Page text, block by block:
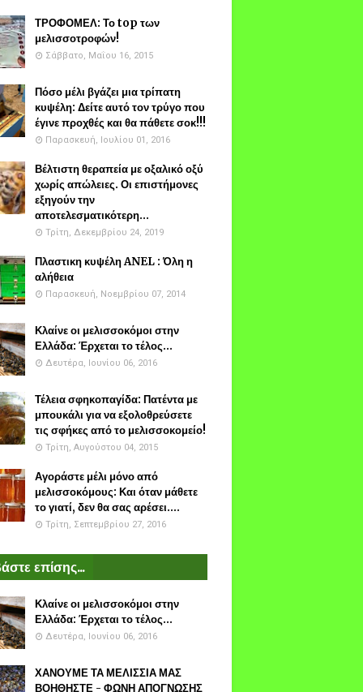
ΤΡΟΦΟΜΕΛ: Το top των
μελισσοτροφών!
Σάββατο, Μαΐου 16, 2015
Πόσο μέλι βγάζει μια τρίπατη
κυψέλη: Δείτε αυτό τον τρύγο που
έγινε προχθές και θα πάθετε σοκ!!!
Παρασκευή, Ιουλίου 01, 2016
Βέλτιστη θεραπεία με οξαλικό οξύ
χωρίς απώλειες. Οι επιστήμονες
εξηγούν την
αποτελεσματικότερη...
Τρίτη, Δεκεμβρίου 24, 2019
Πλαστικη κυψέλη ANEL : Όλη η
αλήθεια
Παρασκευή, Νοεμβρίου 07, 2014
Κλαίνε οι μελισσοκόμοι στην
Ελλάδα: Έρχεται το τέλος...
Δευτέρα, Ιουνίου 06, 2016
Τέλεια σφηκοπαγίδα: Πατέντα με
μπουκάλι για να εξολοθρεύσετε
τις σφήκες από το μελισσοκομείο!
Τρίτη, Αυγούστου 04, 2015
Αγοράστε μέλι μόνο από
μελισσοκόμους: Και όταν μάθετε
το γιατί, δεν θα σας αρέσει....
Τρίτη, Σεπτεμβρίου 27, 2016
επίσης...
Κλαίνε οι μελισσοκόμοι στην
Ελλάδα: Έρχεται το τέλος...
Δευτέρα, Ιουνίου 06, 2016
ΧΑΝΟΥΜΕ ΤΑ ΜΕΛΙΣΣΙΑ ΜΑΣ
ΒΟΗΘΗΣΤΕ - ΦΩΝΗ ΑΠΟΓΝΩΣΗΣ